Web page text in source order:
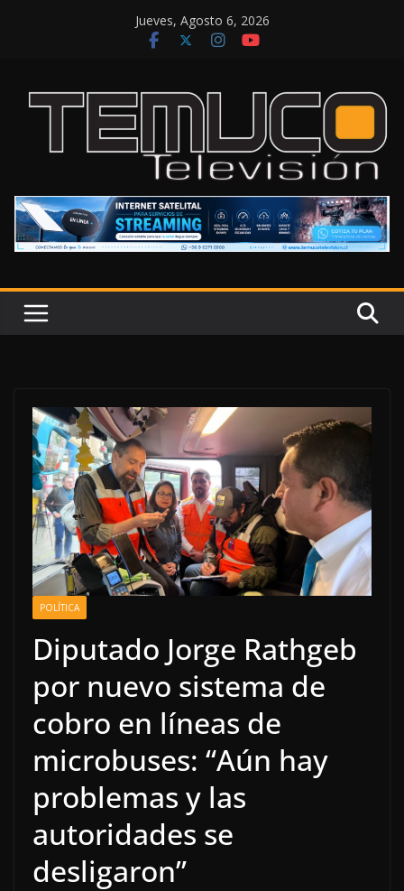
Jueves, Agosto 6, 2026
POLÍTICA
Diputado Jorge Rathgeb
por nuevo sistema de
cobro en líneas de
microbuses: “Aún hay
problemas y las
autoridades se
desligaron”